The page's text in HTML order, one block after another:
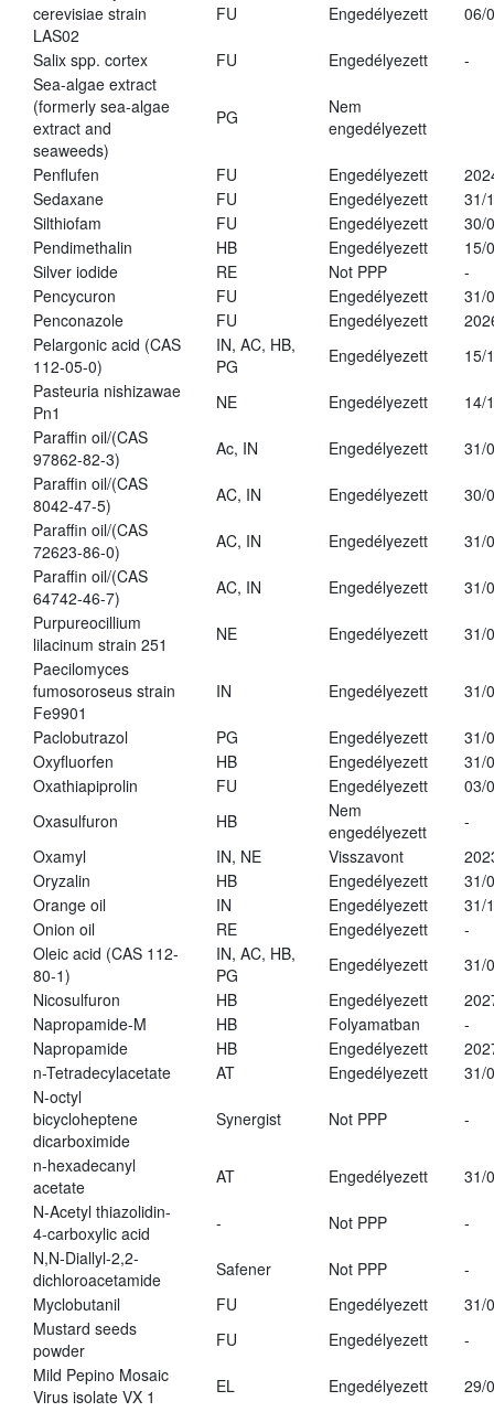
cerevisiae strain
LAS02
FU Engedélyezett 06/
Salix spp. cortex FU Engedélyezett
-
Sea-algae extract
(formerly sea-algae
extract and
seaweeds)
PG
Nem
engedélyezett
Penflufen FU Engedélyezett
Sedaxane
FU Engedélyezett
31/
Silthiofam
FU Engedélyezett
30/
Pendimethalin
HB Engedélyezett
15/
Silver iodide
RE Not PPP
-
Pencycuron
FU Engedélyezett
31/
Penconazole
FU Engedélyezett
Pelargonic acid (CAS
112-05-0)
IN, AC, HB,
PG
Engedélyezett
15/
Pasteuria nishizawae
Pn1
NE Engedélyezett
14/
Paraffin oil/(CAS
97862-82-3)
Ac, IN Engedélyezett
31/
Paraffin oil/(CAS
8042-47-5)
AC, IN Engedélyezett
30/
Paraffin oil/(CAS
72623-86-0)
AC, IN Engedélyezett
31/
Paraffin oil/(CAS
64742-46-7)
AC, IN Engedélyezett
31/
Purpureocillium
lilacinum strain 251
NE Engedélyezett
31/
Paecilomyces
fumosoroseus strain
Fe9901
IN Engedélyezett 31/
Paclobutrazol PG Engedélyezett
31/
Oxyfluorfen
HB Engedélyezett
31/
Oxathiapiprolin
FU Engedélyezett
03/
Oxasulfuron
HB
Nem
engedélyezett
-
Oxamyl
IN, NE Visszavont
Oryzalin
HB Engedélyezett
31/
Orange oil
IN Engedélyezett
31/
Onion oil
RE Engedélyezett
-
Oleic acid (CAS 112-
80-1)
IN, AC, HB,
PG
Engedélyezett
31/
Nicosulfuron
HB Engedélyezett
Napropamide-M
HB Folyamatban
-
Napropamide
HB Engedélyezett
n-Tetradecylacetate
AT Engedélyezett
31/
N-octyl
bicycloheptene
dicarboximide
Synergist Not PPP -
n-hexadecanyl
acetate
AT Engedélyezett
31/
N-Acetyl thiazolidin-
4-carboxylic acid
- Not PPP
-
N,N-Diallyl-2,2-
dichloroacetamide
Safener Not PPP
-
Myclobutanil
FU Engedélyezett
31/
Mustard seeds
powder
FU Engedélyezett
-
Mild Pepino Mosaic
Virus isolate VX 1
EL Engedélyezett
29/